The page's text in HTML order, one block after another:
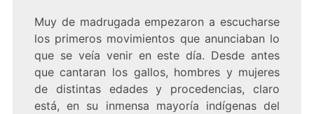
Muy de madrugada empezaron a escucharse
los primeros movimientos que anunciaban lo
que se veía venir en este día. Desde antes
que cantaran los gallos, hombres y mujeres
de distintas edades y procedencias, claro
está, en su inmensa mayoría indígenas del